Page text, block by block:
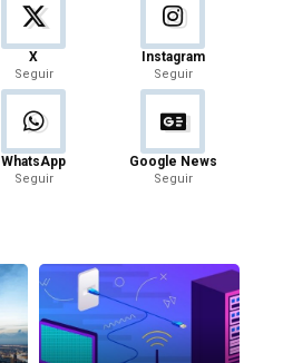
X
Seguir
Instagram
Seguir
WhatsApp
Seguir
Google News
Seguir